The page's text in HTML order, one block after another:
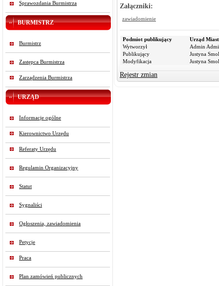
Sprawozdania Burmistrza
BURMISTRZ
Burmistrz
Zastępca Burmistrza
Zarządzenia Burmistrza
URZĄD
Informacje ogólne
Kierownictwo Urzędu
Referaty Urzędu
Regulamin Organizacyjny
Statut
Sygnaliści
Ogłoszenia, zawiadomienia
Petycje
Praca
Plan zamówień publicznych
Załączniki:
zawiadomienie
Podmiot publikujący
Urząd
Wytworzył
Admin
Publikujący
Justyna
Modyfikacja
Justyna
Rejestr zmian